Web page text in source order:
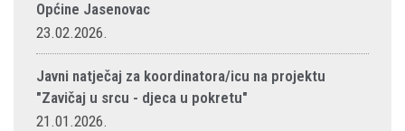
Općine Jasenovac
23.02.2026.
Javni natječaj za koordinatora/icu na projektu
"Zavičaj u srcu - djeca u pokretu"
21.01.2026.